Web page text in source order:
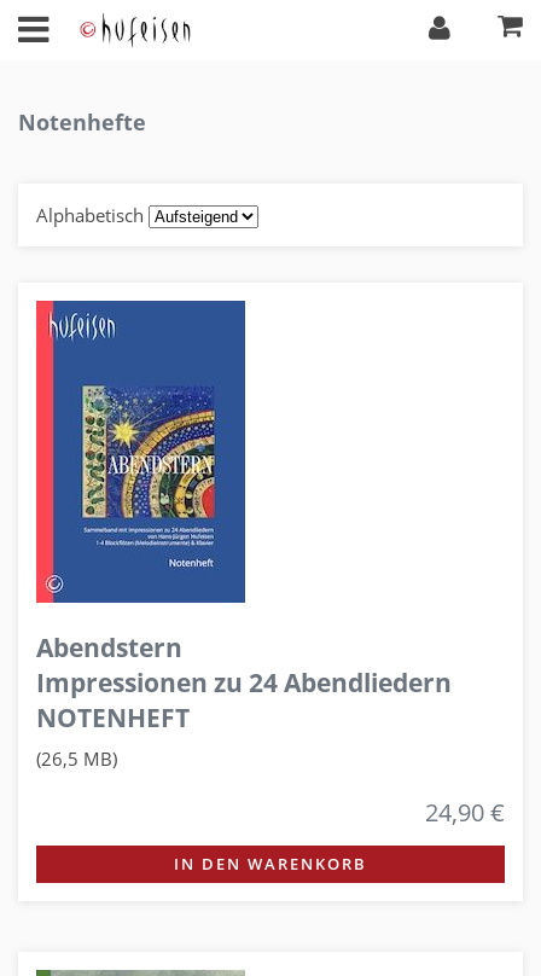
Notenhefte
Alphabetisch
Abendstern
Impressionen zu 24 Abendliedern
NOTENHEFT
(26,5 MB)
24,90 €
IN DEN WARENKORB